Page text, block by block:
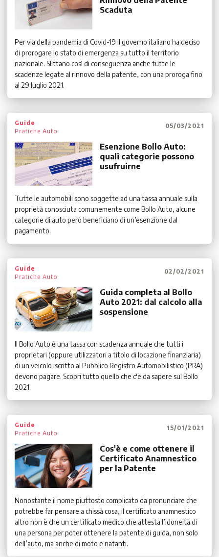
Scaduta
Per via della pandemia di Covid-19 il governo italiano ha deciso
di prorogare lo stato di emergenza su tutto il territorio
nazionale. Slittano così di conseguenza anche tutte le
scadenze legate al rinnovo della patente, con una proroga fino
al 29 luglio 2021.
Guide
Pratiche Auto
05/03/2021
Esenzione Bollo Auto:
quali categorie possono
usufruirne
Tutte le automobili sono soggette ad una tassa annuale sulla
proprietà conosciuta comunemente come Bollo Auto, alcune
categorie di auto però beneficiano di un’esenzione dal
pagamento.
Guide
Pratiche Auto
02/02/2021
Guida completa al Bollo
Auto 2021: dal calcolo alla
sospensione
Il Bollo Auto è una tassa con scadenza annuale che tutti i
proprietari (oppure utilizzatori a titolo di locazione finanziaria)
di un veicolo iscritto al Pubblico Registro Automobilistico (PRA)
devono pagare. Scopri tutto quello che c'è da sapere sul Bollo
2021.
Guide
Pratiche Auto
15/01/2021
Cos'è e come ottenere il
Certificato Anamnestico
per la Patente
Nonostante il nome piuttosto complicato da pronunciare che
potrebbe far pensare a chissà cosa, il certificato anamnestico
altro non è che un certificato medico che attesta l’idoneità di
una persona per poter ottenere la patente di guida, non solo
dell’auto, ma anche di moto e natanti.